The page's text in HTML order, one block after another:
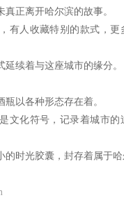
正离开哈尔滨的故事。
有人收藏特别的款式，更
续着与这座城市的缘分。
以各种形态存在着。
文化符号，记录着城市的
时光胶囊，封存着属于哈